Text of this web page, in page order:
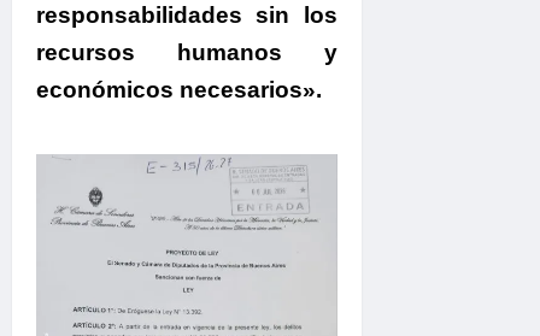
responsabilidades sin los
recursos humanos y
económicos necesarios».